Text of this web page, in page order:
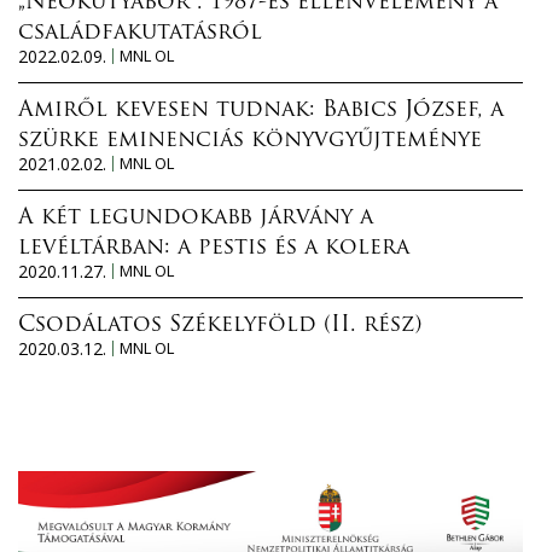
családfakutatásról
2022.02.09.
MNL OL
Amiről kevesen tudnak: Babics József, a
szürke eminenciás könyvgyűjteménye
2021.02.02.
MNL OL
A két legundokabb járvány a
levéltárban: a pestis és a kolera
2020.11.27.
MNL OL
Csodálatos Székelyföld (II. rész)
2020.03.12.
MNL OL